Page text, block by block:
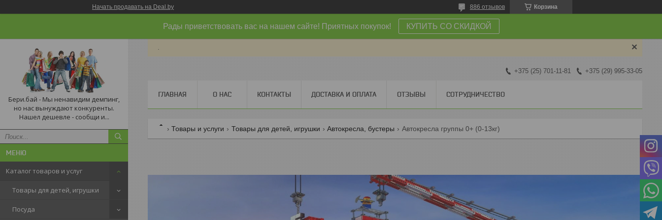
Начать продавать на Deal.by Корзина
886 отзывов
Рады приветствовать вас на нашем сайте! Приятных покупок! КУПИТЬ СО СКИДКОЙ
Бери.бай - Мы ненавидим демпинг,
но нас вынуждают конкуренты.
Нашел дешевле - сообщи и...
Каталог товаров и услуг
Товары для детей, игрушки
Посуда
.
+375 (25) 701-11-81 +375 (29) 995-33-05
ГЛАВНАЯ О НАС КОНТАКТЫ ДОСТАВКА И ОПЛАТА ОТЗЫВЫ СОТРУДНИЧЕСТВО
Товары и услуги Товары для детей, игрушки Автокресла, бустеры Автокресла группы 0+ (0-13кг)